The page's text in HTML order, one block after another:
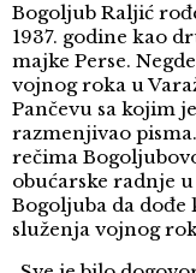
Bogoljub Raljić
1937. godine kao
majke Perse.
vojnog roka u
Pančevu sa kojim
razmenjivao
rečima
obućarske radnje
Bogoljuba da dođe
služenja vojnog